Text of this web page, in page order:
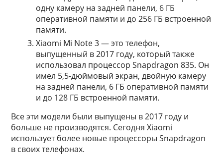
одну камеру на задней панели, 6 ГБ
оперативной памяти и до 256 ГБ встроенной
памяти.
Xiaomi Mi Note 3 — это телефон,
выпущенный в 2017 году, который также
использовал процессор Snapdragon 835. Он
имел 5,5-дюймовый экран, двойную камеру
на задней панели, 6 ГБ оперативной памяти
и до 128 ГБ встроенной памяти.
Все эти модели были выпущены в 2017 году и
больше не производятся. Сегодня Xiaomi
использует более новые процессоры Snapdragon
в своих телефонах.